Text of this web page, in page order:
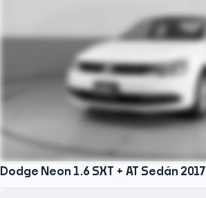
Dodge Neon 1.6 SXT + AT Sedán 2017